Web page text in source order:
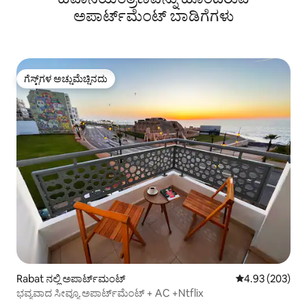
ಅಪಾರ್ಟ್‌ಮೆಂಟ್‌ ಬಾಡಿಗೆಗಳು
ಗೆಸ್ಟ್‌ಗಳ ಅಚ್ಚುಮೆಚ್ಚಿನದು
ಗೆಸ್ಟ್‌ಗಳ ಅಚ್ಚುಮೆಚ್ಚಿನದು
Rabat ನಲ್ಲಿ ಅಪಾರ್ಟ್‌ಮಂಟ್ 5 ರಲ್ಲಿ 4.93
4.93 (203)
ಭವ್ಯವಾದ ಸೀವ್ಯೂ ಅಪಾರ್ಟ್‌ಮೆಂಟ್ + AC +Ntflix